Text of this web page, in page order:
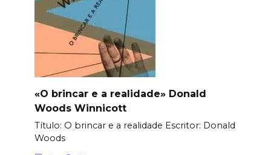
«O brincar e a realidade» Donald
Woods Winnicott
Título: O brincar e a realidade Еscritor: Donald
Woods